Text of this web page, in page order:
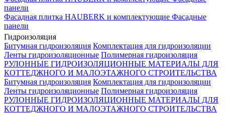
панели
Фасадная плитка HAUBERK и комплектующие Фасадные
панели
Гидроизоляция
Битумная гидроизоляция Комплектация для гидроизоляции
Ленты гидроизоляционные Полимерная гидроизоляция
РУЛОННЫЕ ГИДРОИЗОЛЯЦИОННЫЕ МАТЕРИАЛЫ ДЛЯ
КОТТЕДЖНОГО И МАЛОЭТАЖНОГО СТРОИТЕЛЬСТВА
Битумная гидроизоляция Комплектация для гидроизоляции
Ленты гидроизоляционные Полимерная гидроизоляция
РУЛОННЫЕ ГИДРОИЗОЛЯЦИОННЫЕ МАТЕРИАЛЫ ДЛЯ
КОТТЕДЖНОГО И МАЛОЭТАЖНОГО СТРОИТЕЛЬСТВА